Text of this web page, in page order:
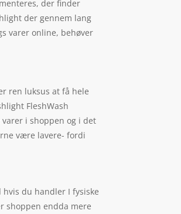
der finder
der gennem lang
varer online, behøver
ren luksus at få hele
FleshWash
i shoppen og i det
være lavere- fordi
du handler I fysiske
shoppen endda mere